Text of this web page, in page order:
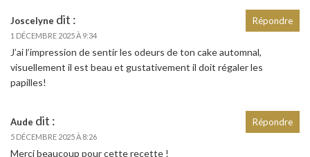
Joscelyne dit :
1 DÉCEMBRE 2025 À 9:34
J’ai l’impression de sentir les odeurs de ton cake automnal,
visuellement il est beau et gustativement il doit régaler les
papilles!
Répondre
Aude dit :
5 DÉCEMBRE 2025 À 8:26
Merci beaucoup pour cette recette !
Répondre